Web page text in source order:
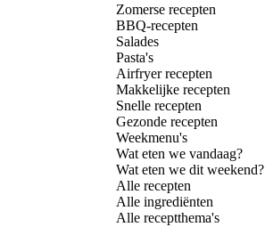
Zomerse recepten
BBQ-recepten
Salades
Pasta's
Airfryer recepten
Makkelijke recepten
Snelle recepten
Gezonde recepten
Weekmenu's
Wat eten we vandaag?
Wat eten we dit weekend?
Alle recepten
Alle ingrediënten
Alle receptthema's